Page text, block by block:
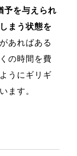
予を与えられ
まう状態を
あればある
の時間を費
うにギリギ
ます。